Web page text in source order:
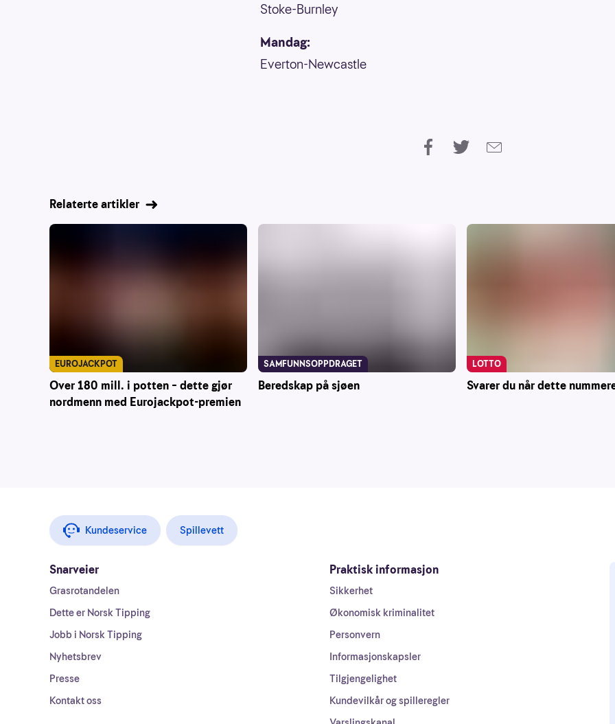
Stoke-Burnley
Mandag:
Everton-Newcastle
Relaterte artikler
Over 180 mill. i potten – dette gjør
nordmenn med Eurojackpot-premien
EUROJACKPOT
Beredskap på sjøen
SAMFUNNSOPPDRAGET
Svarer du når dette
LOTTO
Kundeservice Spillevett
Snarveier
Grasrotandelen
Dette er Norsk Tipping
Jobb i Norsk Tipping
Nyhetsbrev
Presse
Kontakt oss
Praktisk informasjon
Sikkerhet
Økonomisk kriminalitet
Personvern
Informasjonskapsler
Tilgjengelighet
Kundevilkår og spilleregler